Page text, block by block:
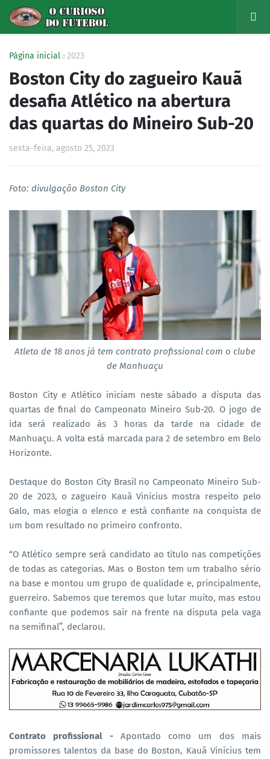
Página inicial 2023
Boston City do zagueiro Kauã
desafia Atlético na abertura
das quartas do Mineiro Sub-20
sexta-feira, agosto 25, 2023
Foto: divulgação Boston City
Atleta de 18 anos já tem contrato profissional com o clube
de Manhuaçu
Boston City e Atlético iniciam neste sábado a disputa das
quartas de final do Campeonato Mineiro Sub-20. O jogo de
ida será realizado às 3 horas da tarde na cidade de
Manhuaçu. A volta está marcada para 2 de setembro em Belo
Horizonte.
Destaque do Boston City Brasil no Campeonato Mineiro Sub-
20 de 2023, o zagueiro Kauã Vinícius mostra respeito pelo
Galo, mas elogia o elenco e está confiante na conquista de
um bom resultado no primeiro confronto.
“O Atlético sempre será candidato ao título nas competições
de todas as categorias. Mas o Boston tem um trabalho sério
na base e montou um grupo de qualidade e, principalmente,
guerreiro. Sabemos que teremos que lutar muito, mas estou
confiante que podemos sair na frente na disputa pela vaga
na semifinal”, declarou.
Contrato profissional - Apontado como um dos mais
promissores talentos da base do Boston, Kauã Vinícius tem